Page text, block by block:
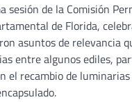
sesión de la Comisión
de Florida,
asuntos de relevancia
entre algunos ediles,
el recambio de